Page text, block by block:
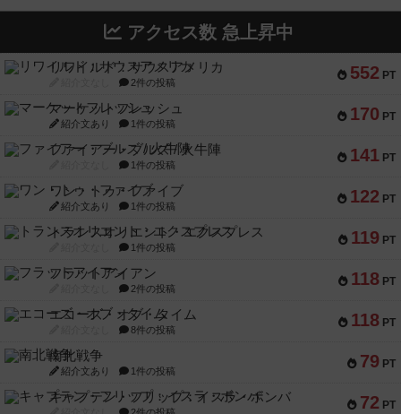
アクセス数 急上昇中
552 PT
リワイルド：サウスアメリカ
2件の投稿
170 PT
マーケットフレッシュ
紹介文あり 1件の投稿
141 PT
ファイアー・ブルズ / 火牛陣
1件の投稿
122 PT
ワン・トゥ・ファイブ
紹介文あり 1件の投稿
119 PT
トランスオリエント・エクスプレス
1件の投稿
118 PT
フラットアイアン
2件の投稿
118 PT
エコーズ・オブ・タイム
8件の投稿
79 PT
南北戦争
紹介文あり 1件の投稿
72 PT
キャプテン・フリップ：イスラ・ボンバ